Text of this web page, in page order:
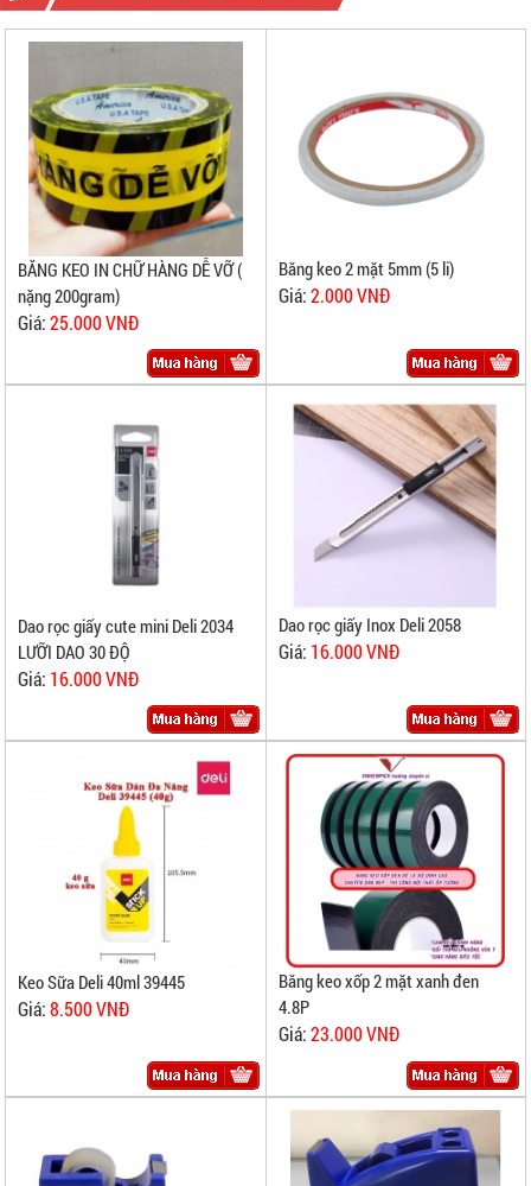
BĂNG KEO IN CHỮ HÀNG DỄ VỠ (
nặng 200gram)
Giá:25.000 VNĐ
Băng keo 2 mặt 5mm (5 li)
Giá:2.000 VNĐ
Dao rọc giấy cute mini Deli 2034
LƯỠI DAO 30 ĐỘ
Giá: 16.000 VNĐ
Dao rọc giấy Inox Deli 2058
Giá: 16.000 VNĐ
Keo Sữa Deli 40ml 39445
Giá:8.500 VNĐ
Băng keo xốp 2 mặt xanh đen
4.8P
Giá:23.000 VNĐ